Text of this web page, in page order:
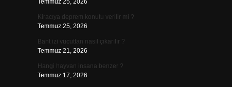
Temmuz 25, 2026
Kiracıya deprem konutu verilir mi ?
Temmuz 25, 2026
Bant izi vücuttan nasıl çıkarılır ?
Temmuz 21, 2026
Hangi hayvan insana benzer ?
Temmuz 17, 2026